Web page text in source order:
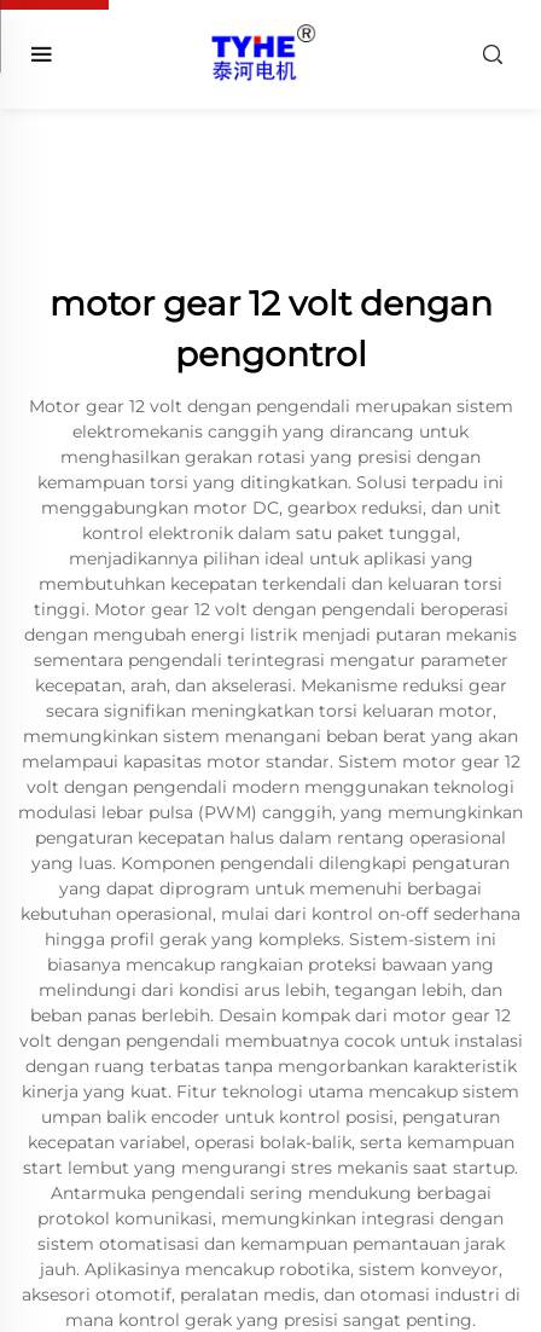
motor gear 12 volt dengan
pengontrol
Motor gear 12 volt dengan pengendali merupakan sistem
elektromekanis canggih yang dirancang untuk
menghasilkan gerakan rotasi yang presisi dengan
kemampuan torsi yang ditingkatkan. Solusi terpadu ini
menggabungkan motor DC, gearbox reduksi, dan unit
kontrol elektronik dalam satu paket tunggal,
menjadikannya pilihan ideal untuk aplikasi yang
membutuhkan kecepatan terkendali dan keluaran torsi
tinggi. Motor gear 12 volt dengan pengendali beroperasi
dengan mengubah energi listrik menjadi putaran mekanis
sementara pengendali terintegrasi mengatur parameter
kecepatan, arah, dan akselerasi. Mekanisme reduksi gear
secara signifikan meningkatkan torsi keluaran motor,
memungkinkan sistem menangani beban berat yang akan
melampaui kapasitas motor standar. Sistem motor gear 12
volt dengan pengendali modern menggunakan teknologi
modulasi lebar pulsa (PWM) canggih, yang memungkinkan
pengaturan kecepatan halus dalam rentang operasional
yang luas. Komponen pengendali dilengkapi pengaturan
yang dapat diprogram untuk memenuhi berbagai
kebutuhan operasional, mulai dari kontrol on-off sederhana
hingga profil gerak yang kompleks. Sistem-sistem ini
biasanya mencakup rangkaian proteksi bawaan yang
melindungi dari kondisi arus lebih, tegangan lebih, dan
beban panas berlebih. Desain kompak dari motor gear 12
volt dengan pengendali membuatnya cocok untuk instalasi
dengan ruang terbatas tanpa mengorbankan karakteristik
kinerja yang kuat. Fitur teknologi utama mencakup sistem
umpan balik encoder untuk kontrol posisi, pengaturan
kecepatan variabel, operasi bolak-balik, serta kemampuan
start lembut yang mengurangi stres mekanis saat startup.
Antarmuka pengendali sering mendukung berbagai
protokol komunikasi, memungkinkan integrasi dengan
sistem otomatisasi dan kemampuan pemantauan jarak
jauh. Aplikasinya mencakup robotika, sistem konveyor,
aksesori otomotif, peralatan medis, dan otomasi industri di
mana kontrol gerak yang presisi sangat penting.